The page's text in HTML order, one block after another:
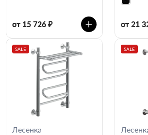
от 15 726 ₽ от 21
SALE
Лесенка
SALE